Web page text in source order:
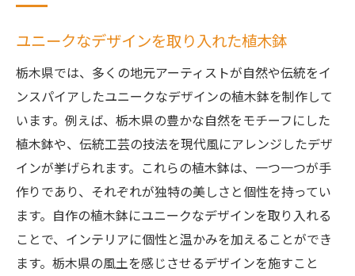
ユニークなデザインを取り入れた植木鉢
栃木県では、多くの地元アーティストが自然や伝統をイ
ンスパイアしたユニークなデザインの植木鉢を制作して
います。例えば、栃木県の豊かな自然をモチーフにした
植木鉢や、伝統工芸の技法を現代風にアレンジしたデザ
インが挙げられます。これらの植木鉢は、一つ一つが手
作りであり、それぞれが独特の美しさと個性を持ってい
ます。自作の植木鉢にユニークなデザインを取り入れる
ことで、インテリアに個性と温かみを加えることができ
ます。栃木県の風土を感じさせるデザインを施すこと